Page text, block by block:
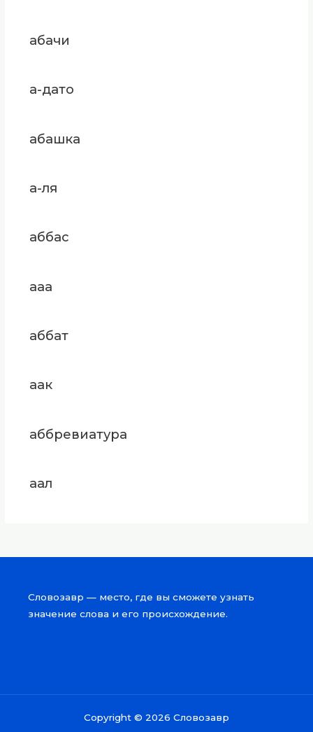
абачи
а-дато
абашка
а-ля
аббас
ааа
аббат
аак
аббревиатура
аал
Словозавр — место, где вы сможете узнать
значение слова и его происхождение.
Copyright © 2026 Словозавр